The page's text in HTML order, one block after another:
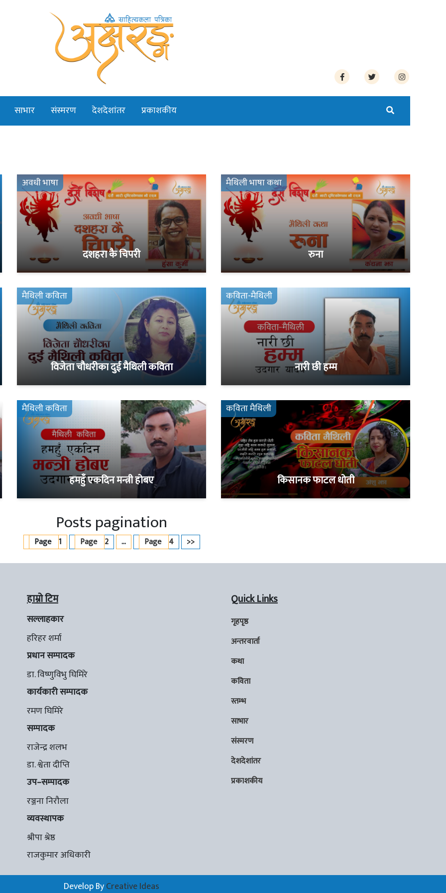
साभार संस्मरण देशदेशांतर प्रकाशकीय
अवधी भाषा
दशहरा कै चिपरी
मैथिली भाषा कथा
रुना
मैथिली कविता
विजेता चौधरीका दुई मैथिली कविता
कविता-मैथिली
नारी छी हम्म
मैथिली कविता
हमहुँ एकदिन मन्त्री होबए
कविता मैथिली
किसानक फाटल धोती
Posts pagination
Page 1 Page 2 … Page 4 >>
हाम्रो टिम
सल्लाहकार
हरिहर शर्मा
प्रधान सम्पादक
डा. विष्णुविभु घिमिरे
कार्यकारी सम्पादक
रमण घिमिरे
सम्पादक
राजेन्द्र शलभ
डा. श्वेता दीप्ति
उप–सम्पादक
रञ्जना निरौला
व्यवस्थापक
श्रीपा श्रेष्ठ
राजकुमार अधिकारी
Quick Links
गृहपृष्ठ
अन्तरवार्ता
कथा
कविता
स्तम्भ
साभार
संस्मरण
देशदेशांतर
प्रकाशकीय
Develop ByCreative Ideas